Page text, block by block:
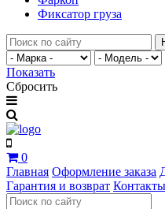
Фиксатор груза
Показать
Сбросить
0
Главная Оформление заказа
Гарантия и возврат Контакты